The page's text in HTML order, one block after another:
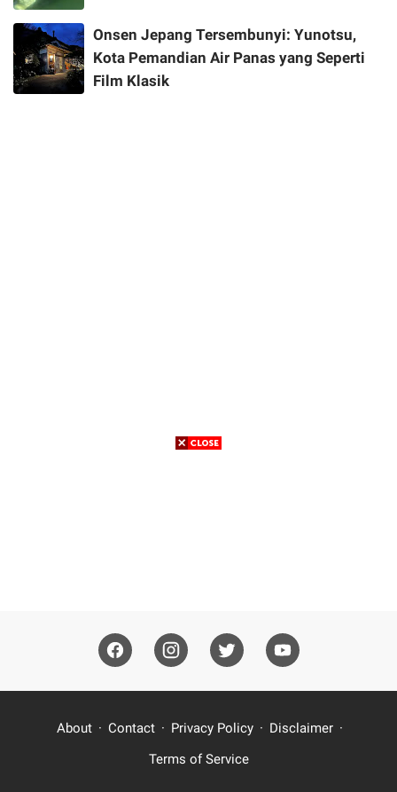
Onsen Jepang Tersembunyi: Yunotsu,
Kota Pemandian Air Panas yang Seperti
Film Klasik
About Contact Privacy Policy
Disclaimer
Terms of Service